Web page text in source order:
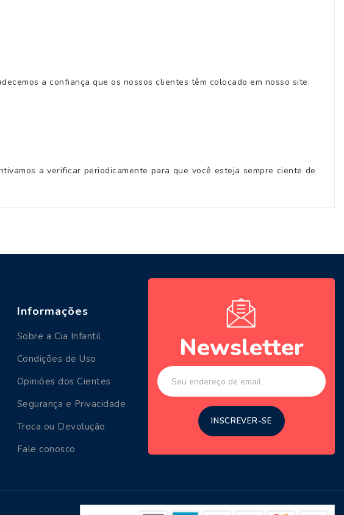
a confiança que os nossos clientes têm colocado em nosso site.
a verificar periodicamente para que você esteja sempre ciente de
Informações
Sobre a Cia Infantil
Condições de Uso
Opiniões dos Cientes
Segurança e Privacidade
Troca ou Devolução
Fale conosco
Newsletter